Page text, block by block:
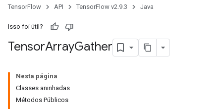
TensorFlow API TensorFlow v2.9.3 Java
Isso foi útil?
TensorArrayGather
Nesta página
Classes aninhadas
Métodos Públicos